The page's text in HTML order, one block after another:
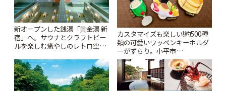
新オープンした銭湯「黄金湯 新
宿」へ。サウナとクラフトビー
ルを楽しむ癒やしのレトロ空間
カスタマイズも楽しい!約500種
類の可愛いワッペンキーホルダ
ーがずらり。小平市
「Kimamaya T&K」 | ことりっ
ぷ